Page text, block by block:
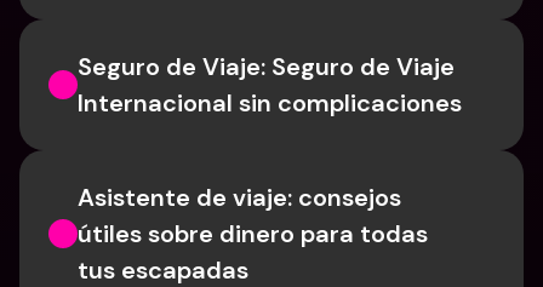
Seguro de Viaje: Seguro de Viaje
Internacional sin complicaciones
Asistente de viaje: consejos
útiles sobre dinero para todas
tus escapadas